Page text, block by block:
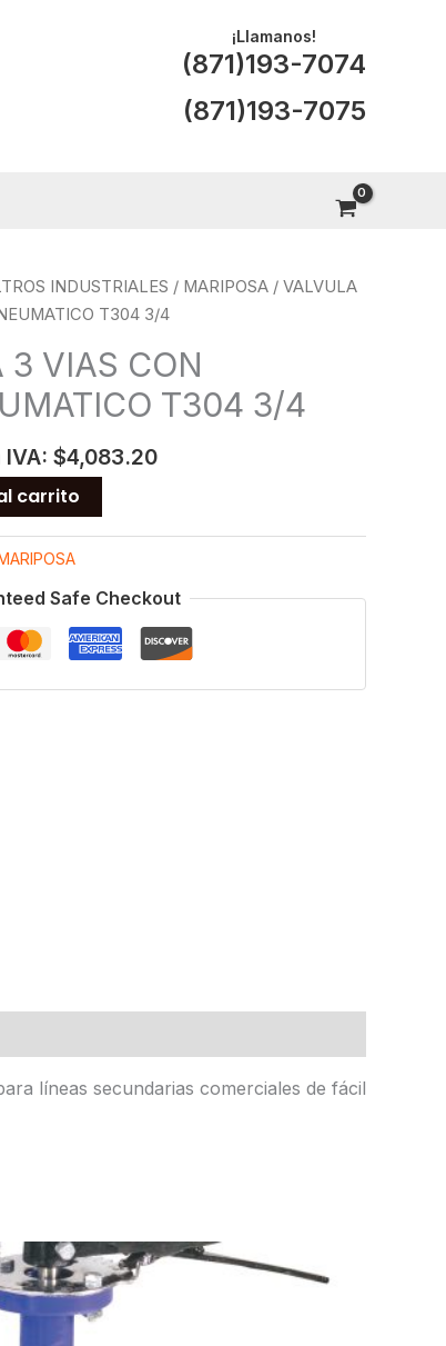
¡Llamanos!
(871)193-7074
(871)193-7075
INDUSTRIALES / MARIPOSA / VALVULA
T304 3/4
3 VIAS CON
T304 3/4
$4,083.20
carrito
Safe Checkout
líneas secundarias comerciales de fácil